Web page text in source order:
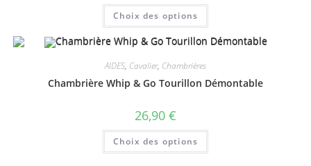
Choix des options
Ce
a
plusieurs
variations.
être
du
AIDES, Cavalier, Chambrières
Chambrière Whip & Go Tourillon Démontable
26,90 €
Choix des options
Ce
a